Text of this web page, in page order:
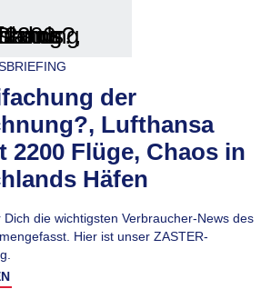
der
Lufthansa
2200 Flüge, Chaos in
Häfen
die wichtigsten Verbraucher-News des
Hier ist unser ZASTER-